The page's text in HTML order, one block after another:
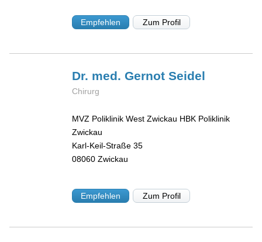
Empfehlen Zum Profil
Dr. med. GernotSeidel
Chirurg
MVZ Poliklinik West Zwickau HBK Poliklinik
Zwickau
Karl-Keil-Straße 35
08060 Zwickau
Empfehlen Zum Profil